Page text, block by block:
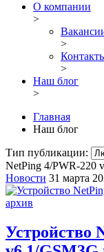
О компании
>
>
>
Наш блог
>
Главная
Наш блог
Тип публикации:
NetPing 4/PWR-220
Новости 31 марта
Устройство